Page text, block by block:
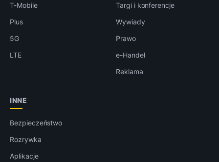
T-Mobile
Plus
5G
LTE
Targi i konferencje
Wywiady
Prawo
e-Handel
Reklama
INNE
Bezpieczeństwo
Rozrywka
Aplikacje